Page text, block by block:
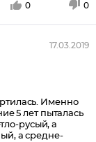
0 0
17.03.2019
Именно
5 лет пыталась
русый, а
а средне-